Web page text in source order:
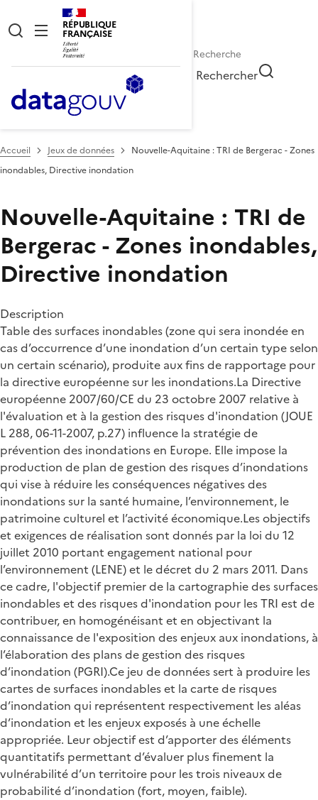
RÉPUBLIQUE
FRANÇAISE
Rechercher
Accueil Jeux de données
Nouvelle-Aquitaine : TRI de Bergerac - Zones
inondables, Directive inondation
Nouvelle-Aquitaine : TRI de
Bergerac - Zones inondables,
Directive inondation
Description
Table des surfaces inondables (zone qui sera inondée en
cas d’occurrence d’une inondation d’un certain type selon
un certain scénario), produite aux fins de rapportage pour
la directive européenne sur les inondations.La Directive
européenne 2007/60/CE du 23 octobre 2007 relative à
l'évaluation et à la gestion des risques d'inondation (JOUE
L 288, 06-11-2007, p.27) influence la stratégie de
prévention des inondations en Europe. Elle impose la
production de plan de gestion des risques d’inondations
qui vise à réduire les conséquences négatives des
inondations sur la santé humaine, l’environnement, le
patrimoine culturel et l’activité économique.Les objectifs
et exigences de réalisation sont donnés par la loi du 12
juillet 2010 portant engagement national pour
l’environnement (LENE) et le décret du 2 mars 2011. Dans
ce cadre, l'objectif premier de la cartographie des surfaces
inondables et des risques d'inondation pour les TRI est de
contribuer, en homogénéisant et en objectivant la
connaissance de l'exposition des enjeux aux inondations, à
l’élaboration des plans de gestion des risques
d’inondation (PGRI).Ce jeu de données sert à produire les
cartes de surfaces inondables et la carte de risques
d’inondation qui représentent respectivement les aléas
d’inondation et les enjeux exposés à une échelle
appropriée. Leur objectif est d’apporter des éléments
quantitatifs permettant d’évaluer plus finement la
vulnérabilité d’un territoire pour les trois niveaux de
probabilité d’inondation (fort, moyen, faible).